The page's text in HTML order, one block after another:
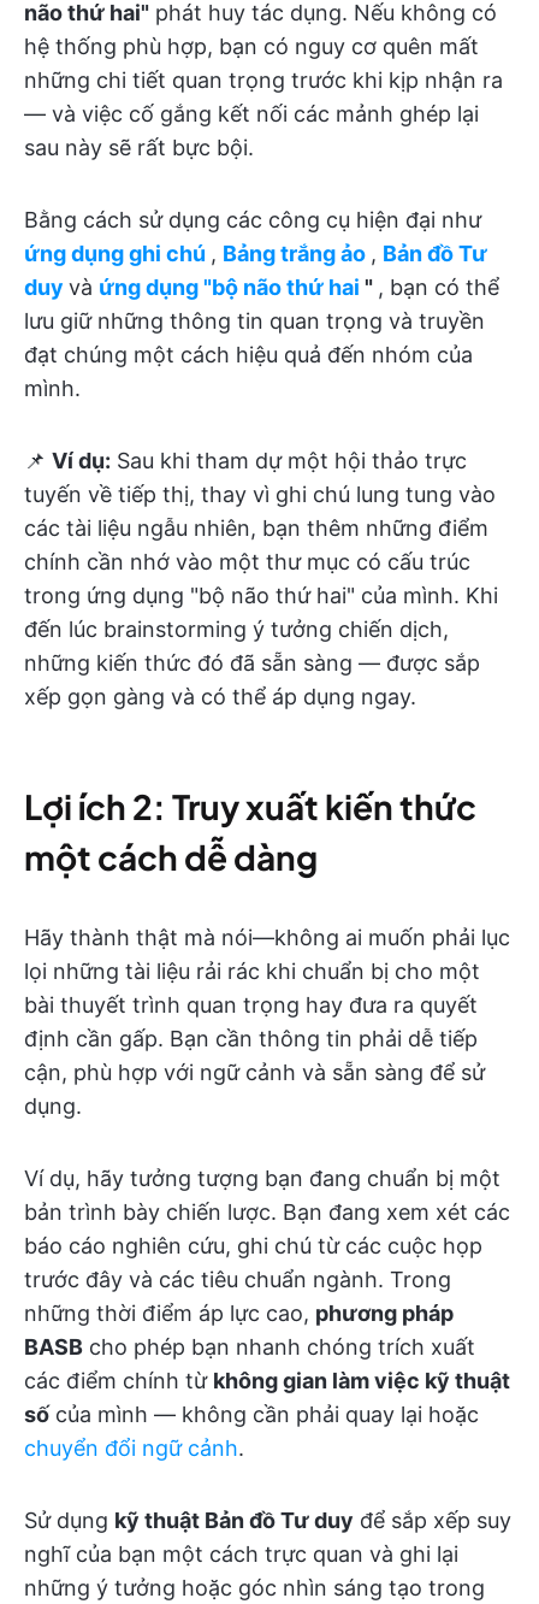
não thứ hai" phát huy tác dụng. Nếu không có
hệ thống phù hợp, bạn có nguy cơ quên mất
những chi tiết quan trọng trước khi kịp nhận ra
— và việc cố gắng kết nối các mảnh ghép lại
sau này sẽ rất bực bội.
Bằng cách sử dụng các công cụ hiện đại như
ứng dụng ghi chú , Bảng trắng ảo , Bản đồ Tư
duy và ứng dụng "bộ não thứ hai " , bạn có thể
lưu giữ những thông tin quan trọng và truyền
đạt chúng một cách hiệu quả đến nhóm của
mình.
📌 Ví dụ: Sau khi tham dự một hội thảo trực
tuyến về tiếp thị, thay vì ghi chú lung tung vào
các tài liệu ngẫu nhiên, bạn thêm những điểm
chính cần nhớ vào một thư mục có cấu trúc
trong ứng dụng "bộ não thứ hai" của mình. Khi
đến lúc brainstorming ý tưởng chiến dịch,
những kiến thức đó đã sẵn sàng — được sắp
xếp gọn gàng và có thể áp dụng ngay.
Lợi ích 2: Truy xuất kiến thức
một cách dễ dàng
Hãy thành thật mà nói—không ai muốn phải lục
lọi những tài liệu rải rác khi chuẩn bị cho một
bài thuyết trình quan trọng hay đưa ra quyết
định cần gấp. Bạn cần thông tin phải dễ tiếp
cận, phù hợp với ngữ cảnh và sẵn sàng để sử
dụng.
Ví dụ, hãy tưởng tượng bạn đang chuẩn bị một
bản trình bày chiến lược. Bạn đang xem xét các
báo cáo nghiên cứu, ghi chú từ các cuộc họp
trước đây và các tiêu chuẩn ngành. Trong
những thời điểm áp lực cao, phương pháp
BASB cho phép bạn nhanh chóng trích xuất
các điểm chính từ không gian làm việc kỹ thuật
số của mình — không cần phải quay lại hoặc
chuyển đổi ngữ cảnh.
Sử dụng kỹ thuật Bản đồ Tư duy để sắp xếp suy
nghĩ của bạn một cách trực quan và ghi lại
những ý tưởng hoặc góc nhìn sáng tạo trong